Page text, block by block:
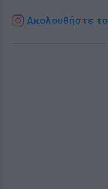
Ακολουθήστε